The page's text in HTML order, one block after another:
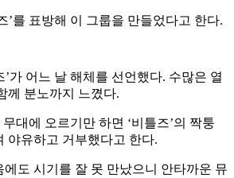
’를 표방해 이 그룹을 만들었다고 한다.
’가 어느 날 해체를 선언했다. 수많은 열
께 분노까지 느꼈다.
무대에 오르기만 하면 ‘비틀즈’의 짝퉁
야유하고 거부했다고 한다.
도 시기를 잘 못 만났으니 안타까운 뮤